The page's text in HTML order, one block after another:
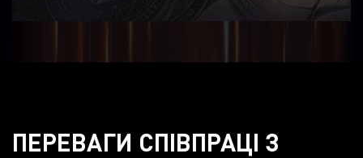
ПЕРЕВАГИ СПІВПРАЦІ З